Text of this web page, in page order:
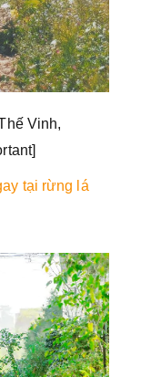
Vinh,
tại rừng lá